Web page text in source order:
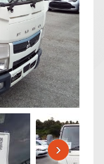
›